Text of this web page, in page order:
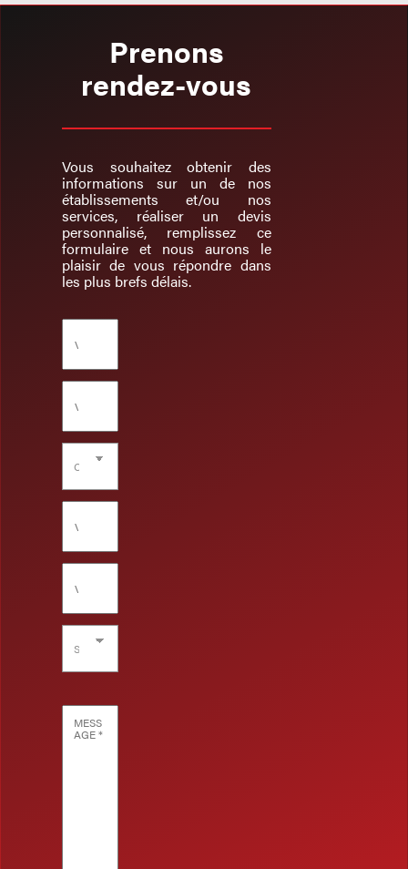
Prenons
rendez-vous
Vous souhaitez obtenir des
informations sur un de nos
établissements et/ou nos
services, réaliser un devis
personnalisé, remplissez ce
formulaire et nous aurons le
plaisir de vous répondre dans
les plus brefs délais.